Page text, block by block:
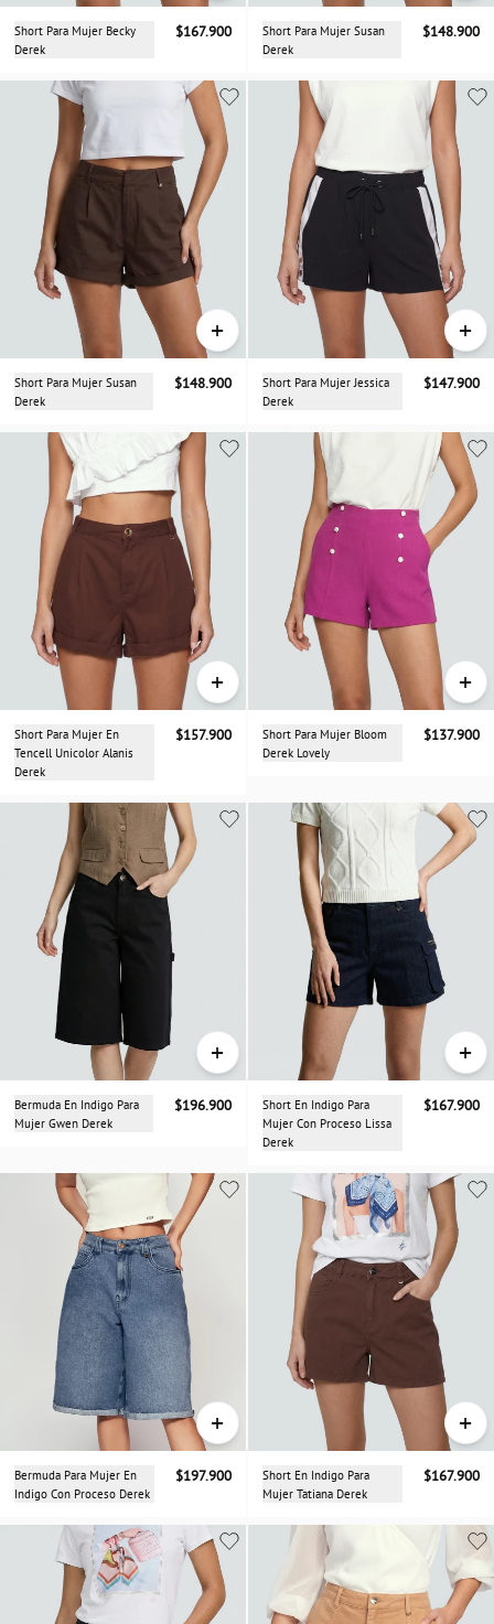
Short Para Mujer Becky
Derek
$167.900
Short Para Mujer Susan
Derek
$148.900
+
Short Para Mujer Susan
Derek
$148.900
+
Short Para Mujer Jessica
Derek
$147.900
+
Short Para Mujer En
Tencell Unicolor Alanis
Derek
$157.900
+
Short Para Mujer Bloom
Derek Lovely
$137.900
+
Bermuda En Indigo Para
Mujer Gwen Derek
$196.900
+
Short En Indigo Para
Mujer Con Proceso Lissa
Derek
$167.900
+
Bermuda Para Mujer En
Indigo Con Proceso Derek
$197.900
+
Short En Indigo Para
Mujer Tatiana Derek
$167.900